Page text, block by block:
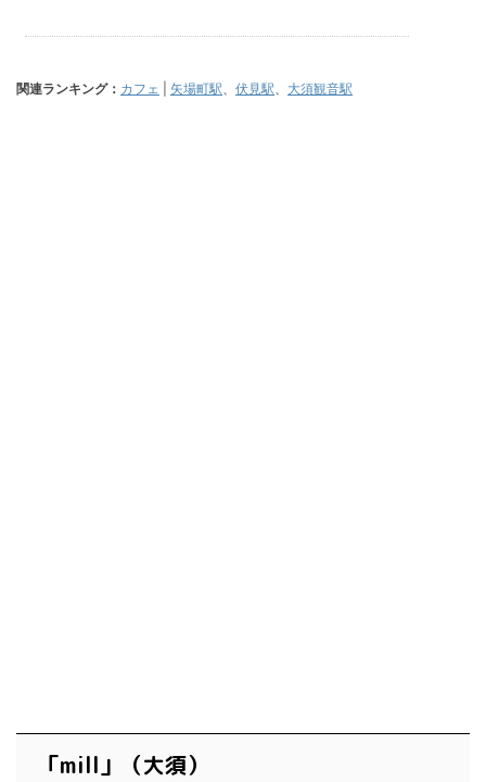
関連ランキング： カフェ 矢場町駅、 伏見駅、 大須観音駅
「mill」（大須）